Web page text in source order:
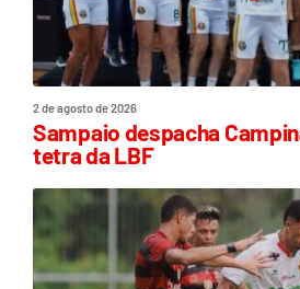
2 de agosto de 2026
Sampaio despacha
tetra da LBF